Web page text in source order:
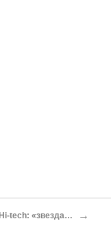
Дизайн в Hi-tech: «звезда» против команды Максим Каманин, основатель Displair →